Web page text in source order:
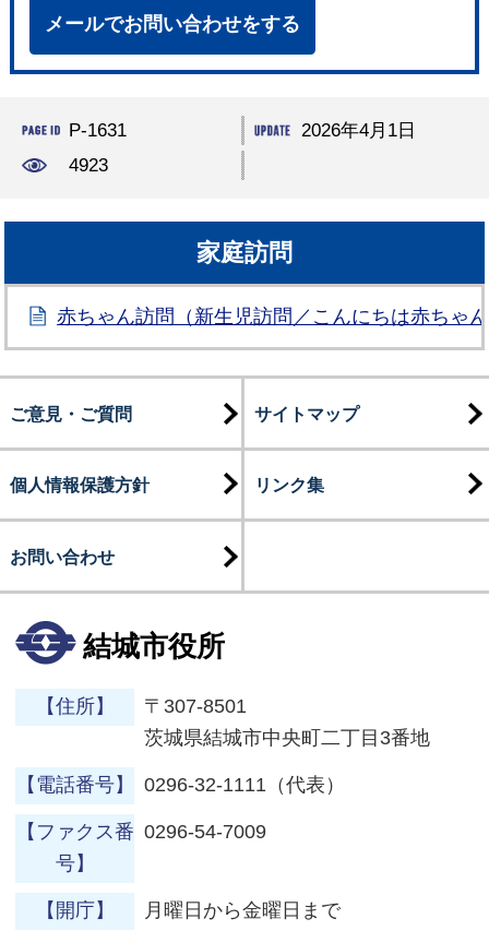
メールでお問い合わせをする
P-1631
2026年4月1日
4923
家庭訪問
赤ちゃん訪問（新生児訪問／こんにちは赤ちゃ
ご意見・ご質問 サイトマップ
個人情報保護方針 リンク集
お問い合わせ
結城市役所
【住所】
〒307-8501
茨城県結城市中央町二丁目3番地
【電話番号】 0296-32-1111（代表）
【ファクス番
号】
0296-54-7009
【開庁】 月曜日から金曜日まで